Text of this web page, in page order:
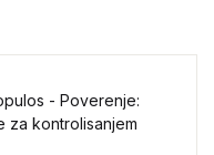
- Poverenje:
kontrolisanjem